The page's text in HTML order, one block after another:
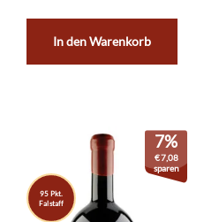
In den Warenkorb
95 Pkt.
Falstaff
7%
€7,08
sparen